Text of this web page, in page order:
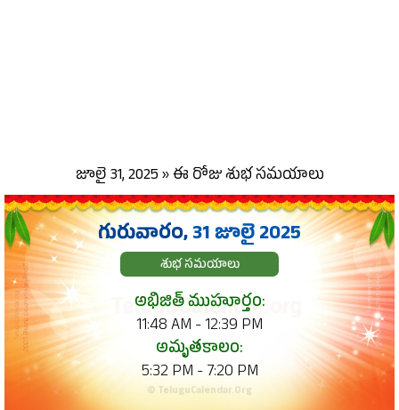
జూలై 31, 2025 » ఈ రోజు శుభ సమయాలు
గురువారం,31 జూలై 2025
శుభ సమయాలు
అభిజిత్ ముహూర్తం:
11:48 AM - 12:39 PM
అమృతకాలం:
5:32 PM - 7:20 PM
© TeluguCalendar.Org